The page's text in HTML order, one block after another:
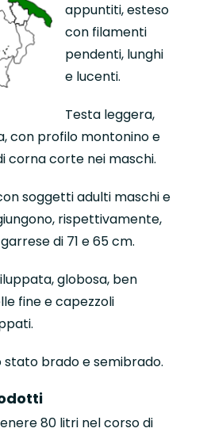
appuntiti, esteso
con filamenti
pendenti, lunghi
e lucenti.
Testa leggera,
con profilo montonino e
corna corte nei maschi.
soggetti adulti maschi e
rispettivamente,
di 71 e 65 cm.
globosa, ben
fine e capezzoli
stato brado e semibrado.
80 litri nel corso di